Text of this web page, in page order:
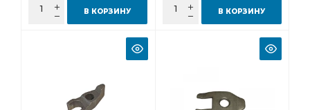
В КОРЗИНУ В КОРЗИНУ